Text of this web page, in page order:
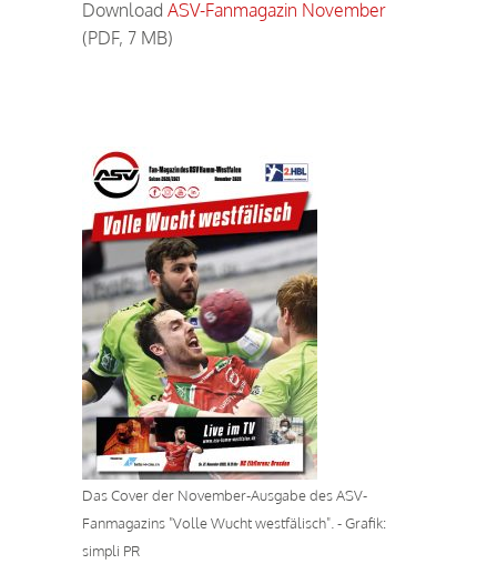
Download ASV-Fanmagazin November
(PDF, 7 MB)
Das Cover der November-Ausgabe des ASV-
Fanmagazins "Volle Wucht westfälisch". - Grafik:
simpli PR